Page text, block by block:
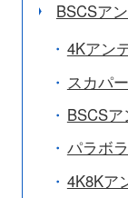
BSCSア
4Kアン
スカパ
BSCS
パラボ
4K8Kア